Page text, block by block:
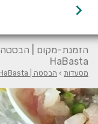
keyboard_arrow_right
הזמנת-מקום | הבסטה |
HaBasta
מסעדות › הבסטה | HaBasta